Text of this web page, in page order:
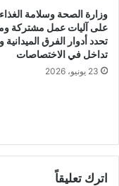
وزارة الصحة وسلامة
على آليات عمل مشتركة
تحدد أدوار الفرق الميدانية
تداخل في الاختصاصات
23 يونيو، 2026
اترك تعليقاً